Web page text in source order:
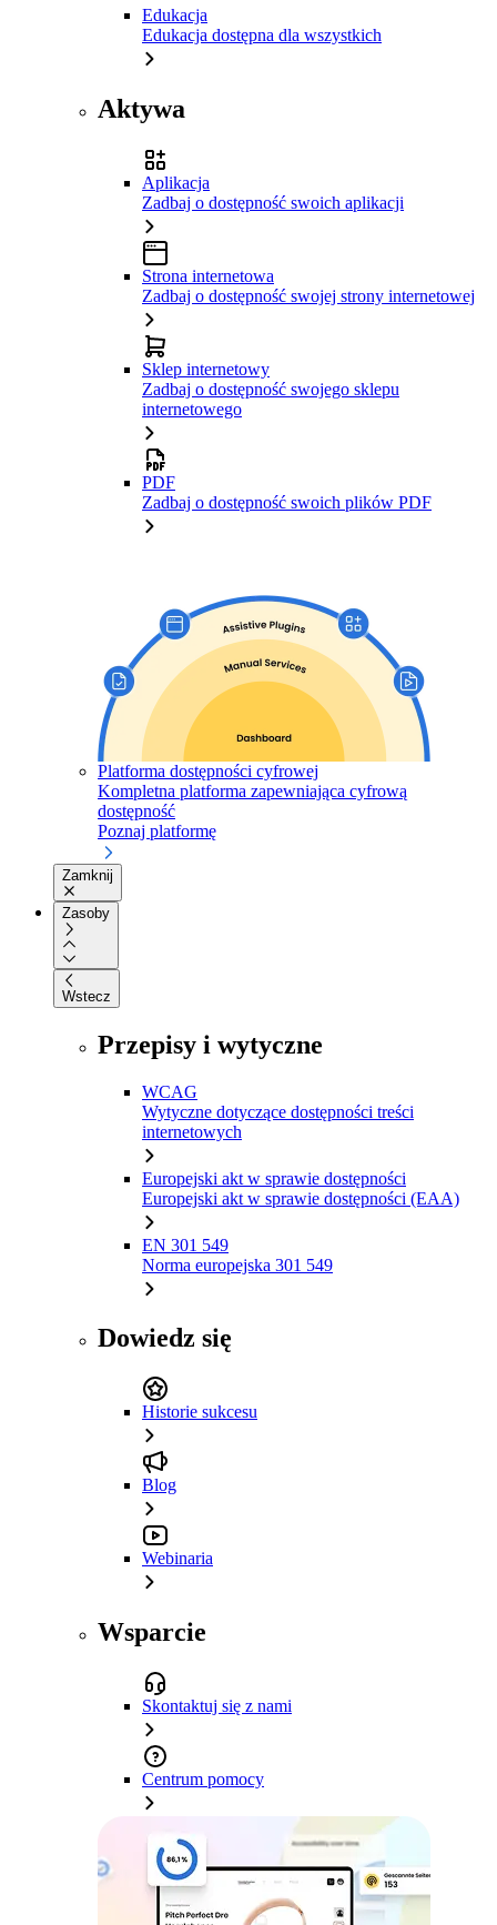
Edukacja
Edukacja dostępna dla wszystkich
Aktywa
Aplikacja
Zadbaj o dostępność swoich aplikacji
Strona internetowa
Zadbaj o dostępność swojej strony internetowej
Sklep internetowy
Zadbaj o dostępność swojego sklepu
internetowego
PDF
Zadbaj o dostępność swoich plików PDF
Platforma dostępności cyfrowej
Kompletna platforma zapewniająca cyfrową
dostępność
Poznaj platformę
Zamknij
Zasoby
Wstecz
Przepisy i wytyczne
WCAG
Wytyczne dotyczące dostępności treści
internetowych
Europejski akt w sprawie dostępności
Europejski akt w sprawie dostępności (EAA)
EN 301 549
Norma europejska 301 549
Dowiedz się
Historie sukcesu
Blog
Webinaria
Wsparcie
Skontaktuj się z nami
Centrum pomocy